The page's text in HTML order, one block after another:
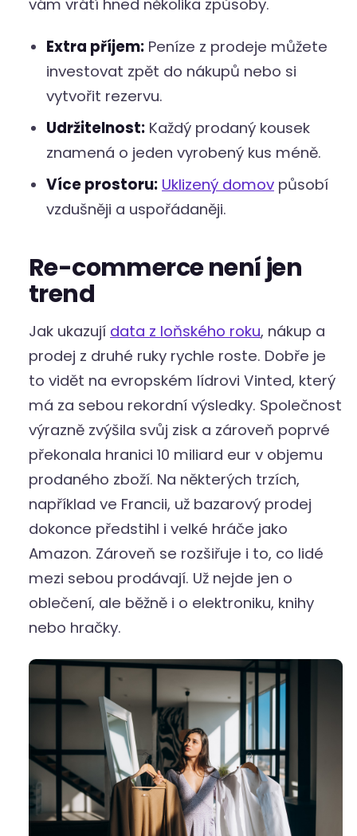
vám vrátí hned několika způsoby.
Extra příjem: Peníze z prodeje můžete
investovat zpět do nákupů nebo si
vytvořit rezervu.
Udržitelnost: Každý prodaný kousek
znamená o jeden vyrobený kus méně.
Více prostoru: Uklizený domov působí
vzdušněji a uspořádaněji.
Re-commerce není jen
trend
Jak ukazují data z loňského roku, nákup a
prodej z druhé ruky rychle roste. Dobře je
to vidět na evropském lídrovi Vinted, který
má za sebou rekordní výsledky. Společnost
výrazně zvýšila svůj zisk a zároveň poprvé
překonala hranici 10 miliard eur v objemu
prodaného zboží. Na některých trzích,
například ve Francii, už bazarový prodej
dokonce předstihl i velké hráče jako
Amazon. Zároveň se rozšiřuje i to, co lidé
mezi sebou prodávají. Už nejde jen o
oblečení, ale běžně i o elektroniku, knihy
nebo hračky.